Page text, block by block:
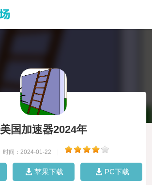
美国加速器2024年
时间：2024-01-22
苹果下载 PC下载